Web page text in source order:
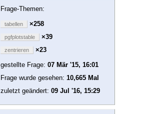
Frage-Themen:
tabellen ×258
pgfplotstable ×39
zentrieren
×23
gestellte Frage: 07 Mär '15, 16:01
Frage wurde gesehen: 10,665 Mal
zuletzt geändert: 09 Jul '16, 15:29